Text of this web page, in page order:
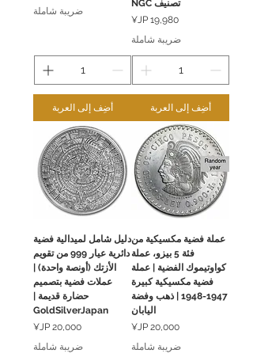
تصنيف NGC
السعر
ضريبة شاملة
أضِف إلى العربة
ضريبة شاملة
أضِف إلى العربة
عملة فضية مكسيكية من
فئة 5 بيزو، عملة
كواوتيموك الفضية | عملة
فضية مكسيكية كبيرة
1947-1948 | ذهب وفضة
اليابان
السعر
ضريبة شاملة
دليل شامل لميدالية فضية
دائرية عيار 999 من تقويم
الأزتك (أونصة واحدة) |
عملات فضية بتصميم
حضارة قديمة |
GoldSilverJapan
السعر
ضريبة شاملة